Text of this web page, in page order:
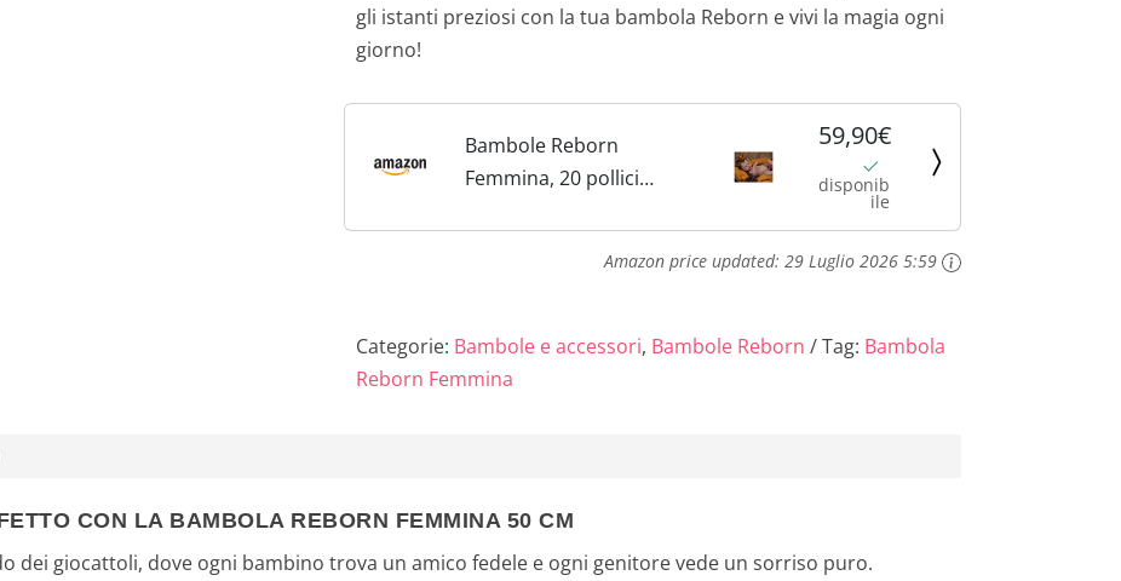
gli istanti preziosi con la tua bambola Reborn e vivi la magia ogni
giorno!
Bambole Reborn
Femmina, 20 pollici
Morbido, Bambola
Sembra un vero
Bambino (Ragazza con
59,90€
disponib
ile
Amazon price updated: 29 Luglio 2026 5:59
Categorie: Bambole e accessori, Bambole Reborn Tag: Bambola
Reborn Femmina
CON LA BAMBOLA REBORN FEMMINA 50 CM
dei giocattoli, dove ogni bambino trova un amico fedele e ogni genitore vede un sorriso puro.